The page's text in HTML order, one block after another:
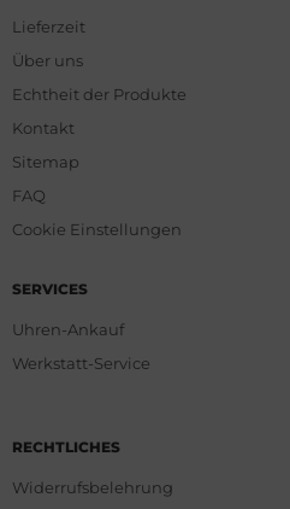
Lieferzeit
Über uns
Echtheit der Produkte
Kontakt
Sitemap
FAQ
Cookie Einstellungen
SERVICES
Uhren-Ankauf
Werkstatt-Service
RECHTLICHES
Widerrufsbelehrung